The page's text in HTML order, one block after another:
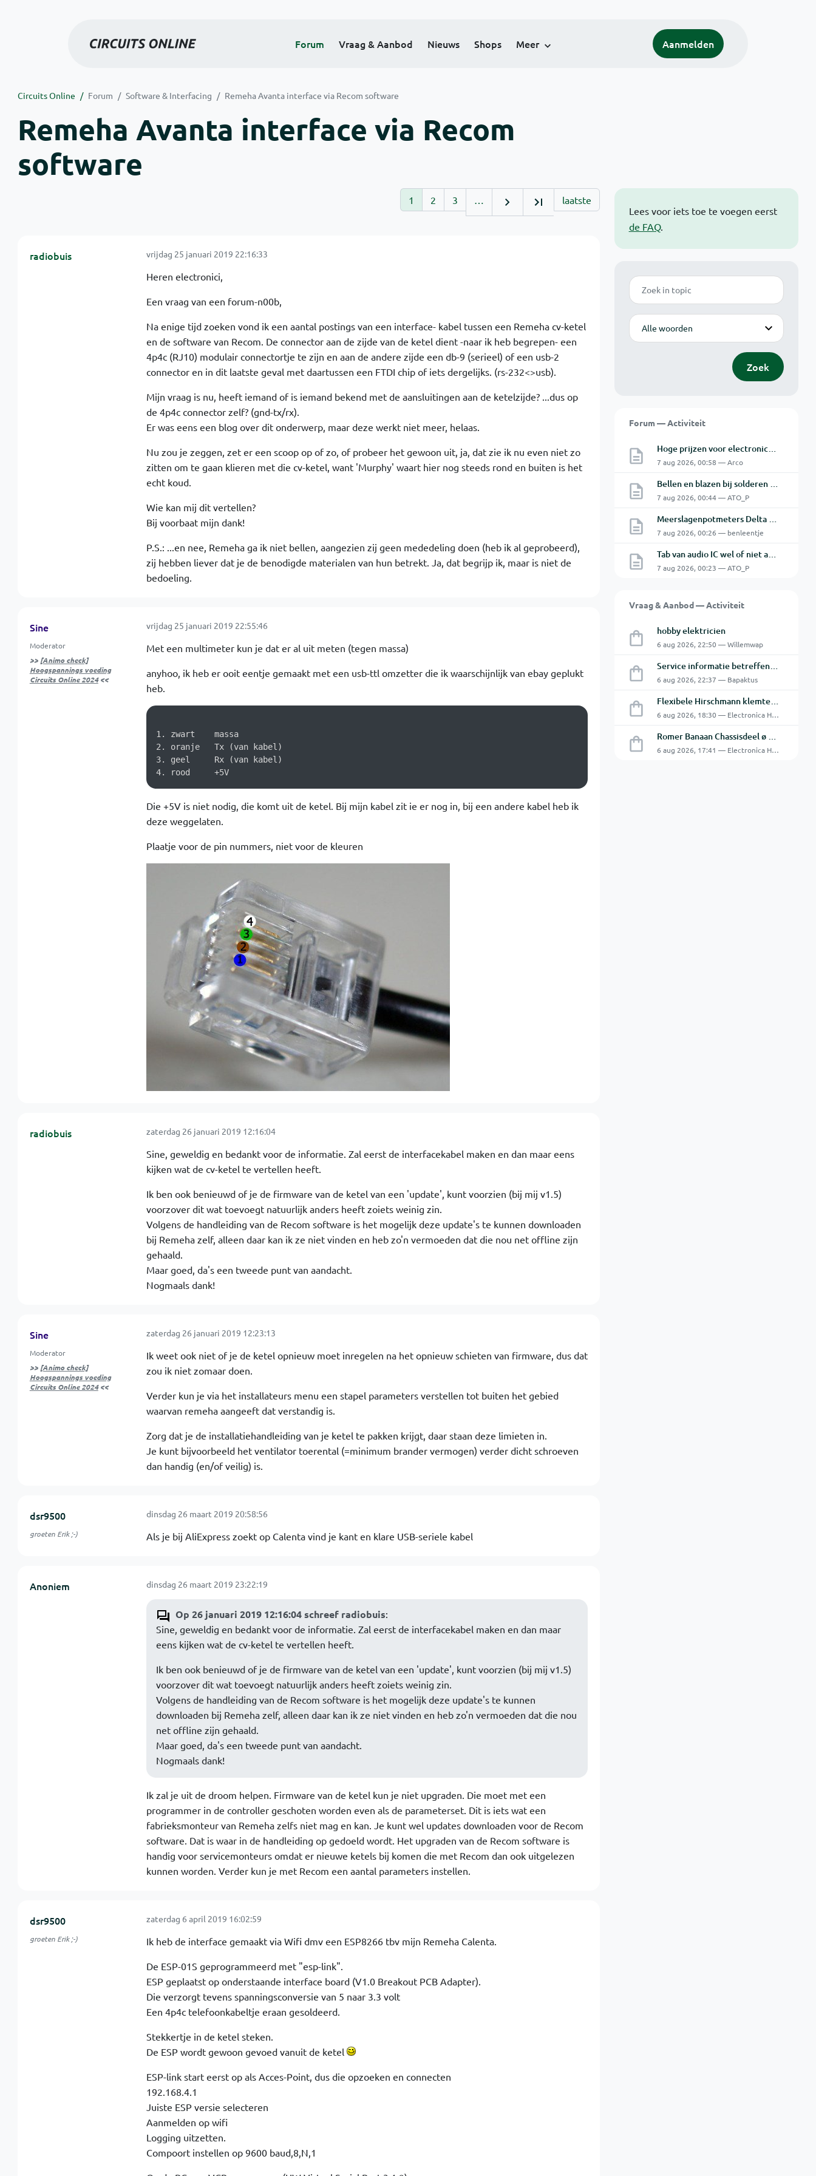
Forum Vraag & Aanbod Nieuws Shops Meer Aanmelden
Circuits Online Forum Software & Interfacing Remeha Avanta interface via Recom software
Remeha Avanta interface via Recom
software
Lees voor iets toe te voegen eerst
de FAQ.
Zoek
Modus
Zoek
Forum — Activiteit
Hoge prijzen voor electronica hobbyisten
7 aug 2026, 00:58 — Arco
Bellen en blazen bij solderen van Chinese PCBs
7 aug 2026, 00:44 — ATO_P
Meerslagenpotmeters Delta SM45-70D
7 aug 2026, 00:26 — benleentje
Tab van audio IC wel of niet aan de GND.
7 aug 2026, 00:23 — ATO_P
Vraag & Aanbod — Activiteit
hobby elektricien
6 aug 2026, 22:50 — Willemwap
Service informatie betreffende een GFC-8010 van GW
6 aug 2026, 22:37 — Bapaktus
Flexibele Hirschmann klemtestpen met tweedelige klem.
6 aug 2026, 18:30 — Electronica Hobbyist
Romer Banaan Chassisdeel ø 4 mm 16Amp
6 aug 2026, 17:41 — Electronica Hobbyist
1 2 3 … laatste
radiobuis vrijdag 25 januari 2019 22:16:33
Heren electronici,
Een vraag van een forum-n00b,
Na enige tijd zoeken vond ik een aantal postings van een interface- kabel tussen een Remeha cv-ketel
en de software van Recom. De connector aan de zijde van de ketel dient -naar ik heb begrepen- een
4p4c (RJ10) modulair connectortje te zijn en aan de andere zijde een db-9 (serieel) of een usb-2
connector en in dit laatste geval met daartussen een FTDI chip of iets dergelijks. (rs-232<>usb).
Mijn vraag is nu, heeft iemand of is iemand bekend met de aansluitingen aan de ketelzijde? ...dus op
de 4p4c connector zelf? (gnd-tx/rx).
Er was eens een blog over dit onderwerp, maar deze werkt niet meer, helaas.
Nu zou je zeggen, zet er een scoop op of zo, of probeer het gewoon uit, ja, dat zie ik nu even niet zo
zitten om te gaan klieren met die cv-ketel, want 'Murphy' waart hier nog steeds rond en buiten is het
echt koud.
Wie kan mij dit vertellen?
Bij voorbaat mijn dank!
P.S.: ...en nee, Remeha ga ik niet bellen, aangezien zij geen mededeling doen (heb ik al geprobeerd),
zij hebben liever dat je de benodigde materialen van hun betrekt. Ja, dat begrijp ik, maar is niet de
bedoeling.
Sine
Moderator
>> [Animo check]
Hoogspannings voeding
Circuits Online 2024<<
vrijdag 25 januari 2019 22:55:46
Met een multimeter kun je dat er al uit meten (tegen massa)
anyhoo, ik heb er ooit eentje gemaakt met een usb-ttl omzetter die ik waarschijnlijk van ebay geplukt
heb.
1. zwart    massa
2. oranje   Tx (van kabel)
3. geel     Rx (van kabel)
4. rood     +5V
Die +5V is niet nodig, die komt uit de ketel. Bij mijn kabel zit ie er nog in, bij een andere kabel heb ik
deze weggelaten.
Plaatje voor de pin nummers, niet voor de kleuren
radiobuis zaterdag 26 januari 2019 12:16:04
Sine, geweldig en bedankt voor de informatie. Zal eerst de interfacekabel maken en dan maar eens
kijken wat de cv-ketel te vertellen heeft.
Ik ben ook benieuwd of je de firmware van de ketel van een 'update', kunt voorzien (bij mij v1.5)
voorzover dit wat toevoegt natuurlijk anders heeft zoiets weinig zin.
Volgens de handleiding van de Recom software is het mogelijk deze update's te kunnen downloaden
bij Remeha zelf, alleen daar kan ik ze niet vinden en heb zo'n vermoeden dat die nou net offline zijn
gehaald.
Maar goed, da's een tweede punt van aandacht.
Nogmaals dank!
Sine
Moderator
>> [Animo check]
Hoogspannings voeding
Circuits Online 2024<<
zaterdag 26 januari 2019 12:23:13
Ik weet ook niet of je de ketel opnieuw moet inregelen na het opnieuw schieten van firmware, dus dat
zou ik niet zomaar doen.
Verder kun je via het installateurs menu een stapel parameters verstellen tot buiten het gebied
waarvan remeha aangeeft dat verstandig is.
Zorg dat je de installatiehandleiding van je ketel te pakken krijgt, daar staan deze limieten in.
Je kunt bijvoorbeeld het ventilator toerental (=minimum brander vermogen) verder dicht schroeven
dan handig (en/of veilig) is.
dsr9500
groeten Erik ;-)
dinsdag 26 maart 2019 20:58:56
Als je bij AliExpress zoekt op Calenta vind je kant en klare USB-seriele kabel
Anoniem dinsdag 26 maart 2019 23:22:19
Op 26 januari 2019 12:16:04 schreef radiobuis:
Sine, geweldig en bedankt voor de informatie. Zal eerst de interfacekabel maken en dan maar
eens kijken wat de cv-ketel te vertellen heeft.
Ik ben ook benieuwd of je de firmware van de ketel van een 'update', kunt voorzien (bij mij v1.5)
voorzover dit wat toevoegt natuurlijk anders heeft zoiets weinig zin.
Volgens de handleiding van de Recom software is het mogelijk deze update's te kunnen
downloaden bij Remeha zelf, alleen daar kan ik ze niet vinden en heb zo'n vermoeden dat die nou
net offline zijn gehaald.
Maar goed, da's een tweede punt van aandacht.
Nogmaals dank!
Ik zal je uit de droom helpen. Firmware van de ketel kun je niet upgraden. Die moet met een
programmer in de controller geschoten worden even als de parameterset. Dit is iets wat een
fabrieksmonteur van Remeha zelfs niet mag en kan. Je kunt wel updates downloaden voor de Recom
software. Dat is waar in de handleiding op gedoeld wordt. Het upgraden van de Recom software is
handig voor servicemonteurs omdat er nieuwe ketels bij komen die met Recom dan ook uitgelezen
kunnen worden. Verder kun je met Recom een aantal parameters instellen.
dsr9500
groeten Erik ;-)
zaterdag 6 april 2019 16:02:59
Ik heb de interface gemaakt via Wifi dmv een ESP8266 tbv mijn Remeha Calenta.
De ESP-01S geprogrammeerd met "esp-link".
ESP geplaatst op onderstaande interface board (V1.0 Breakout PCB Adapter).
Die verzorgt tevens spanningsconversie van 5 naar 3.3 volt
Een 4p4c telefoonkabeltje eraan gesoldeerd.
Stekkertje in de ketel steken.
De ESP wordt gewoon gevoed vanuit de ketel
ESP-link start eerst op als Acces-Point, dus die opzoeken en connecten
192.168.4.1
Juiste ESP versie selecteren
Aanmelden op wifi
Logging uitzetten.
Compoort instellen op 9600 baud,8,N,1